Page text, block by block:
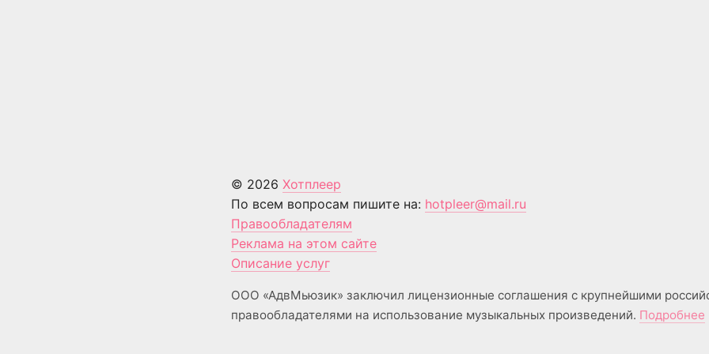
© 2026 Хотплеер
По всем вопросам пишите на: hotpleer@mail.ru
Правообладателям
Реклама на этом сайте
Описание услуг
ООО «АдвМьюзик» заключил лицензионные соглашения с крупнейшими
правообладателями на использование музыкальных произведений. Подробнее